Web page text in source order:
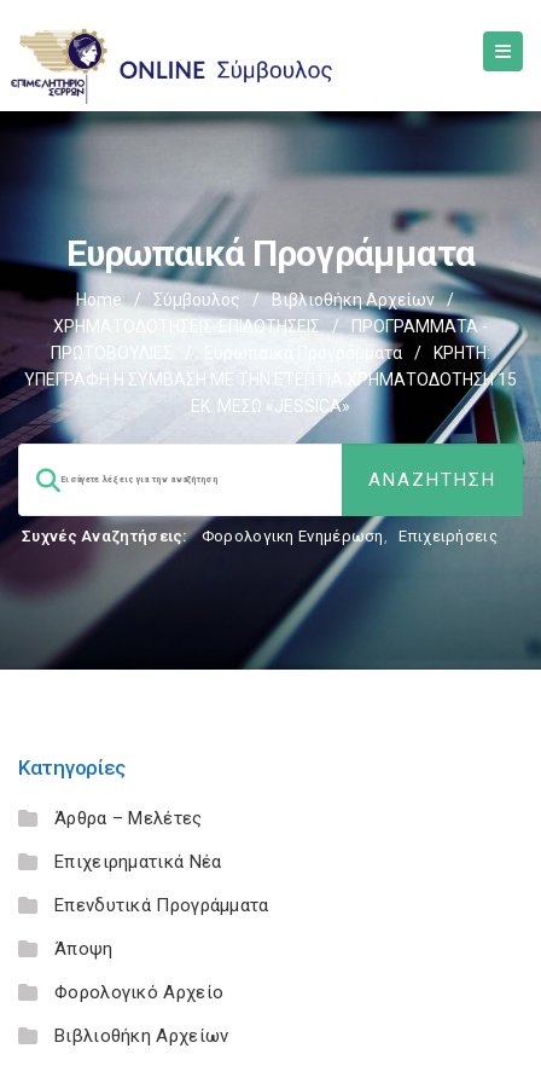
Ευρωπαικά Προγράμματα
Home / Σύμβουλος / Βιβλιοθήκη Αρχείων
/
ΧΡΗΜΑΤΟΔΟΤΗΣΕΙΣ-ΕΠΙΔΟΤΗΣΕΙΣ
/
ΠΡΟΓΡΑΜΜΑΤΑ -
ΠΡΩΤΟΒΟΥΛΙΕΣ
Ευρωπαικά Προγράμματα /
ΚΡΗΤΗ:
ΥΠΕΓΡΑΦΗ Η ΣΥΜΒΑΣΗ ΜΕ ΤΗΝ ΕΤΕΠ ΓΙΑ ΧΡΗΜΑΤΟΔΟΤΗΣΗ 15
ΕΚ. ΜΕΣΩ «JESSICA»
Συχνές Αναζητήσεις: Φορολογικη Ενημέρωση, Επιχειρήσεις
Κατηγορίες
Άρθρα – Μελέτες
Επιχειρηματικά Νέα
Επενδυτικά Προγράμματα
Άποψη
Φορολογικό Αρχείο
Βιβλιοθήκη Αρχείων